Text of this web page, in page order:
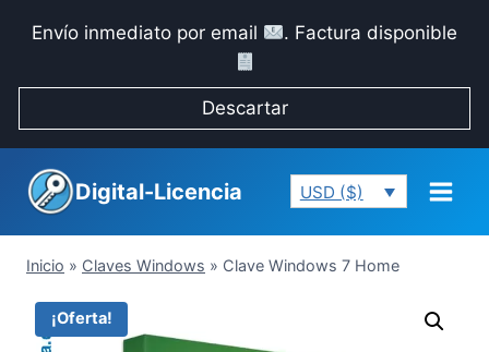
Envío inmediato por email . Factura disponible
Descartar
Digital-Licencia USD ($)
Inicio » Claves Windows » Clave Windows 7 Home
¡Oferta!